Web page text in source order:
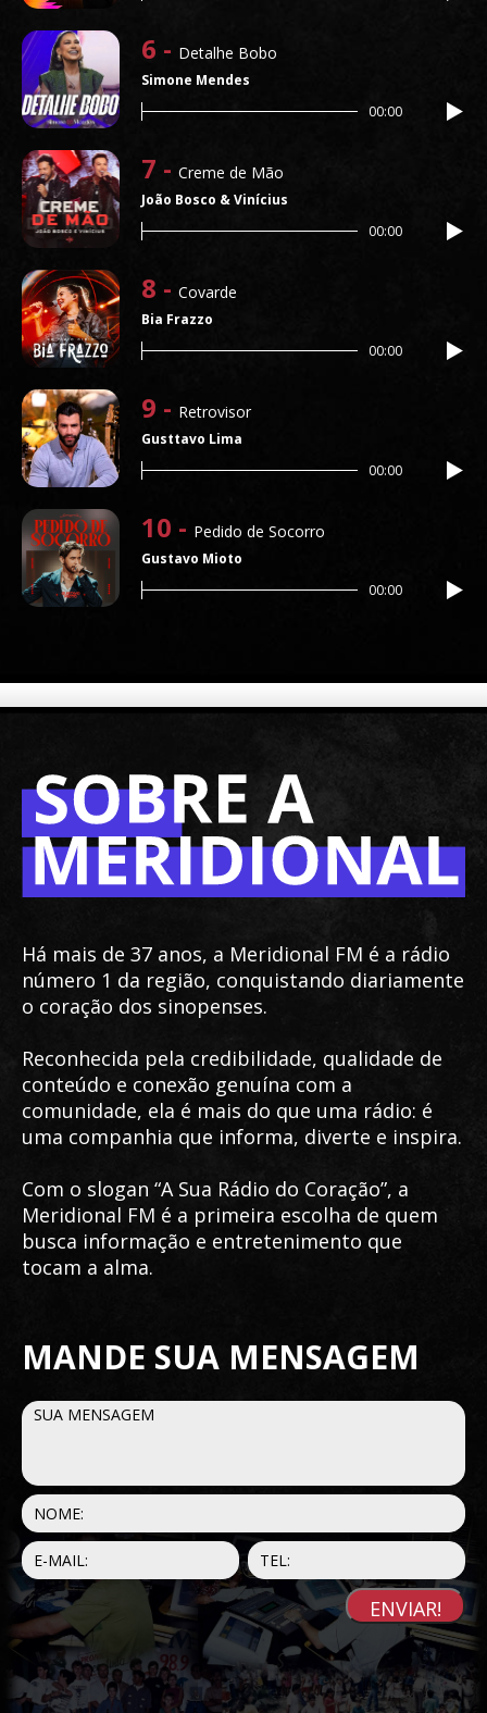
6 - Detalhe Bobo
Simone Mendes
00:00
7 - Creme de Mão
João Bosco & Vinícius
00:00
8 - Covarde
Bia Frazzo
00:00
9 - Retrovisor
Gusttavo Lima
00:00
10 - Pedido de Socorro
Gustavo Mioto
00:00
Há mais de 37 anos, a Meridional FM é a rádio
número 1 da região, conquistando diariamente
o coração dos sinopenses.
Reconhecida pela credibilidade, qualidade de
conteúdo e conexão genuína com a
comunidade, ela é mais do que uma rádio: é
uma companhia que informa, diverte e inspira.
Com o slogan “A Sua Rádio do Coração”, a
Meridional FM é a primeira escolha de quem
busca informação e entretenimento que
tocam a alma.
MANDE SUA MENSAGEM
ENVIAR!